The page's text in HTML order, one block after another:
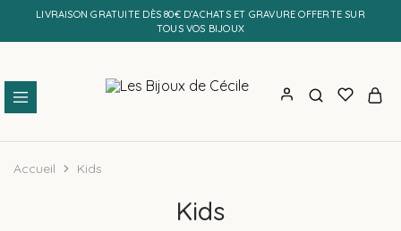
LIVRAISON GRATUITE DÈS 80€ D’ACHATS ET GRAVURE OFFERTE SUR
TOUS VOS BIJOUX
Les
de
Bijoux
et
Accueil Kids
Kids